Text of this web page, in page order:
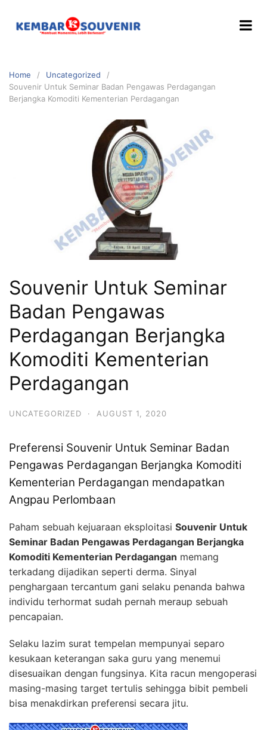
Home
Uncategorized
Souvenir Untuk Seminar Badan Pengawas Perdagangan
Berjangka Komoditi Kementerian Perdagangan
Souvenir Untuk Seminar
Badan Pengawas
Perdagangan Berjangka
Komoditi Kementerian
Perdagangan
UNCATEGORIZED · AUGUST 1, 2020
Preferensi Souvenir Untuk Seminar Badan
Pengawas Perdagangan Berjangka Komoditi
Kementerian Perdagangan mendapatkan
Angpau Perlombaan
Paham sebuah kejuaraan eksploitasi Souvenir Untuk
Seminar Badan Pengawas Perdagangan Berjangka
Komoditi Kementerian Perdagangan memang
terkadang dijadikan seperti derma. Sinyal
penghargaan tercantum gani selaku penanda bahwa
individu terhormat sudah pernah meraup sebuah
pencapaian.
Selaku lazim surat tempelan mempunyai separo
kesukaan keterangan saka guru yang menemui
disesuaikan dengan fungsinya. Kita racun mengoperasi
masing-masing target tertulis sehingga bibit pembeli
bisa menakdirkan preferensi secara jitu.